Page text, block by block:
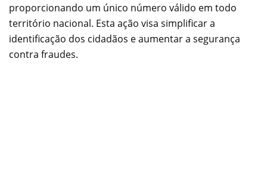
proporcionando um único número válido em todo
território nacional. Esta ação visa simplificar a
identificação dos cidadãos e aumentar a segurança
contra fraudes.